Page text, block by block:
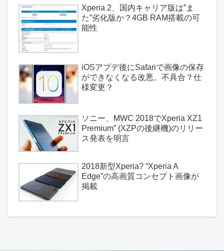
Xperia 2、国内キャリア版は”ま
た”劣化版か？4GB RAM搭載の可
能性
iOSアプデ後にSafariで画像の保存
ができなくなる改悪。不具合？仕
様変更？
ソニー、MWC 2018でXperia XZ1
Premium” (XZPの後継機)のリリー
ス発表を明言
2018新型Xperia? “Xperia A
Edge”の高画質コンセプト画像が
掲載